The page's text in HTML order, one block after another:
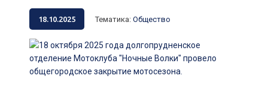
18.10.2025 Тематика: Общество